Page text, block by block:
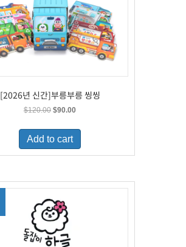
[2026년 신간]부릉부릉 씽씽
$120.00 Original
was:
$120.00.
$90.00Current
is:
Add to cart